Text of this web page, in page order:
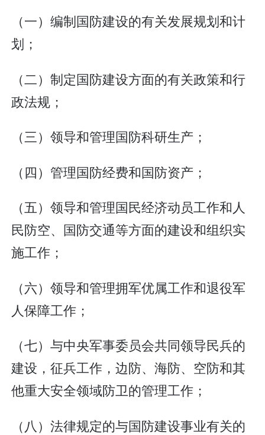
（一）编制国防建设的有关发展规划和计
划；
（二）制定国防建设方面的有关政策和行
政法规；
（三）领导和管理国防科研生产；
（四）管理国防经费和国防资产；
（五）领导和管理国民经济动员工作和人
民防空、国防交通等方面的建设和组织实
施工作；
（六）领导和管理拥军优属工作和退役军
人保障工作；
（七）与中央军事委员会共同领导民兵的
建设，征兵工作，边防、海防、空防和其
他重大安全领域防卫的管理工作；
（八）法律规定的与国防建设事业有关的